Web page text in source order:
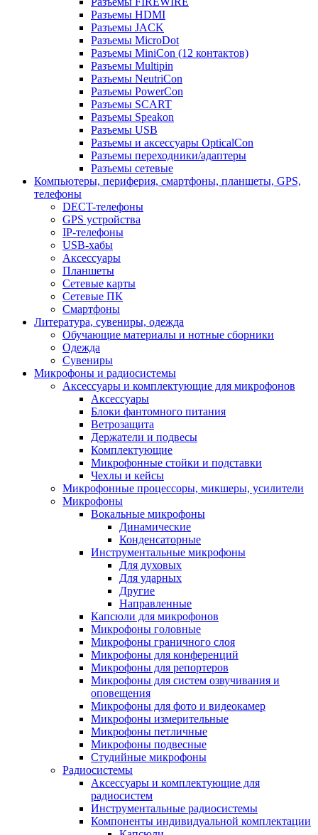
Разъемы HDMI
Разъемы JACK
Разъемы MicroDot
Разъемы MiniCon (12 контактов)
Разъемы Multipin
Разъемы NeutriCon
Разъемы PowerCon
Разъемы SCART
Разъемы Speakon
Разъемы USB
Разъемы и аксессуары OpticalCon
Разъемы переходники/адаптеры
Разъемы сетевые
Компьютеры, периферия, смартфоны, планшеты, GPS,
телефоны
DECT-телефоны
GPS устройства
IP-телефоны
USB-хабы
Аксессуары
Планшеты
Сетевые карты
Сетевые ПК
Смартфоны
Литература, сувениры, одежда
Обучающие материалы и нотные сборники
Одежда
Сувениры
Микрофоны и радиосистемы
Аксессуары и комплектующие для микрофонов
Аксессуары
Блоки фантомного питания
Ветрозащита
Держатели и подвесы
Комплектующие
Микрофонные стойки и подставки
Чехлы и кейсы
Микрофонные процессоры, микшеры, усилители
Микрофоны
Вокальные микрофоны
Динамические
Конденсаторные
Инструментальные микрофоны
Для духовых
Для ударных
Другие
Направленные
Капсюли для микрофонов
Микрофоны головные
Микрофоны граничного слоя
Микрофоны для конференций
Микрофоны для репортеров
Микрофоны для систем озвучивания и
оповещения
Микрофоны для фото и видеокамер
Микрофоны измерительные
Микрофоны петличные
Микрофоны подвесные
Студийные микрофоны
Радиосистемы
Аксессуары и комплектующие для
радиосистем
Инструментальные радиосистемы
Компоненты индивидуальной комплектации